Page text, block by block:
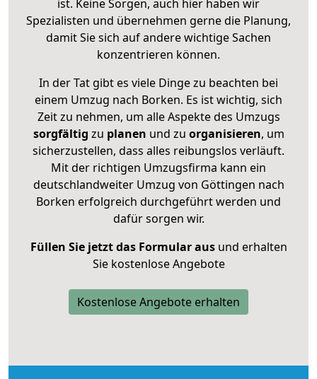
ist. Keine Sorgen, auch hier haben wir
Spezialisten und übernehmen gerne die Planung,
damit Sie sich auf andere wichtige Sachen
konzentrieren können.
In der Tat gibt es viele Dinge zu beachten bei
einem Umzug nach Borken. Es ist wichtig, sich
Zeit zu nehmen, um alle Aspekte des Umzugs
sorgfältig zu planen und zu organisieren, um
sicherzustellen, dass alles reibungslos verläuft.
Mit der richtigen Umzugsfirma kann ein
deutschlandweiter Umzug von Göttingen nach
Borken erfolgreich durchgeführt werden und
dafür sorgen wir.
Füllen Sie jetzt das Formular ausund erhalten
Sie kostenlose Angebote
Kostenlose Angebote erhalten